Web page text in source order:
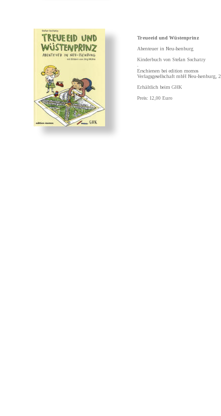
Treueeid und Wüstenprinz
Abenteuer in Neu-Isenburg
Kinderbuch von Stefan Sochatzy
.
Erschienen bei edition momos
Verlagsgesellschaft mbH Neu-Isenburg,
Erhältlich beim GHK
Preis: 12,00 Euro